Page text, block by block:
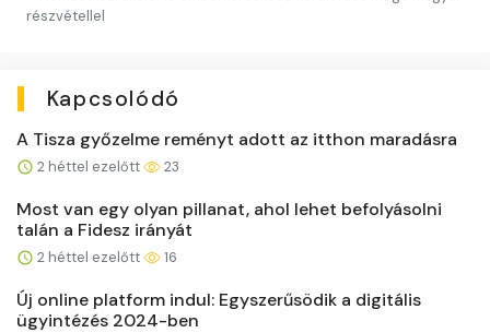
részvétellel
Kapcsolódó
A Tisza győzelme reményt adott az itthon maradásra
2 héttel ezelőtt 23
Most van egy olyan pillanat, ahol lehet befolyásolni
talán a Fidesz irányát
2 héttel ezelőtt 16
Új online platform indul: Egyszerűsödik a digitális
ügyintézés 2024-ben